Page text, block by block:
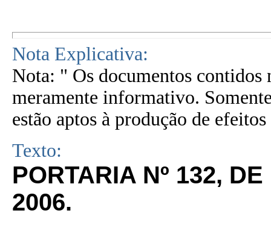
Nota Explicativa:
Nota: " Os documentos contidos
meramente informativo.
estão aptos à produção de
Texto:
PORTARIA Nº 132,
2006.